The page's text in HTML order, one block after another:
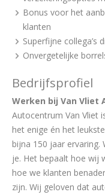
Bonus voor het
klanten
Superfijne collega’s
Onvergetelijke
Bedrijfsprofiel
Werken bij Van Vliet
Autocentrum Van Vliet
het enige én het
bijna 150 jaar
je. Het bepaalt hoe wij
hoe we klanten
zijn. Wij geloven dat